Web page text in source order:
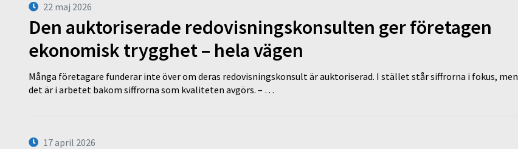
22 maj 2026
Den auktoriserade redovisningskonsulten ger företagen
ekonomisk trygghet – hela vägen
Många företagare funderar inte över om deras redovisningskonsult är auktoriserad. I stället står siffrorna i fokus, men
det är i arbetet bakom siffrorna som kvaliteten avgörs. – …
17 april 2026